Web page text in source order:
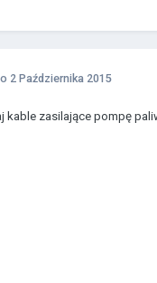
2 Października 2015
kable zasilające pompę